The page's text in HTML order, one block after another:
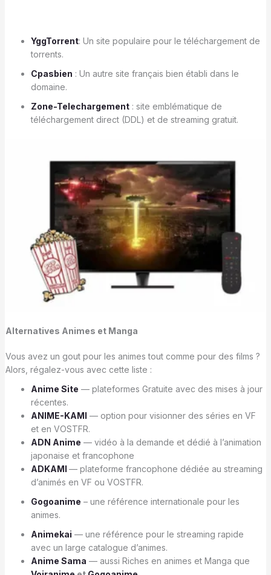
YggTorrent: Un site populaire pour le téléchargement de
torrents.
Cpasbien : Un autre site français bien établi dans le
domaine.
Zone-Telechargement: site emblématique de
téléchargement direct (DDL) et de streaming gratuit.
Alternatives Animes et Manga
Vous avez un gout pour les animes tout comme pour des films ?
Alors, régalez-vous avec cette liste :
Anime Site — plateformes Gratuite avec des mises à jour
récentes.
ANIME-KAMI — option pour visionner des séries en VF
et en VOSTFR.
ADN Anime — vidéo à la demande et dédié à l’animation
japonaise et francophone
ADKAMI — plateforme francophone dédiée au streaming
d’animés en VF ou VOSTFR.
Gogoanime – une référence internationale pour les
animes.
Animekai — une référence pour le streaming rapide
avec un large catalogue d’animes.
Anime Sama — aussi Riches en animes et Manga que